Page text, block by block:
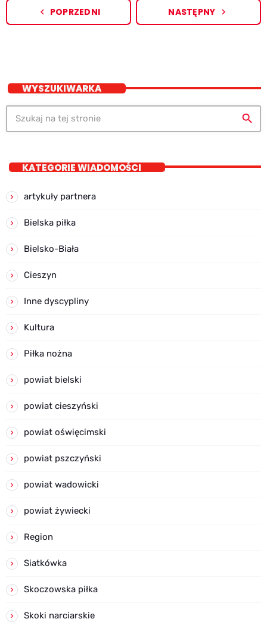
navigate_before POPRZEDNI NASTĘPNY navigate_next
WYSZUKIWARKA
search
KATEGORIE WIADOMOŚCI
artykuły partnera
Bielska piłka
Bielsko-Biała
Cieszyn
Inne dyscypliny
Kultura
Piłka nożna
powiat bielski
powiat cieszyński
powiat oświęcimski
powiat pszczyński
powiat wadowicki
powiat żywiecki
Region
Siatkówka
Skoczowska piłka
Skoki narciarskie